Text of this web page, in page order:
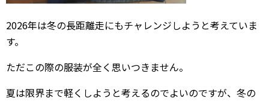
2026年は冬の長距離走にもチャレンジしようと考えていま
す。
ただこの際の服装が全く思いつきません。
夏は限界まで軽くしようと考えるのでよいのですが、冬の